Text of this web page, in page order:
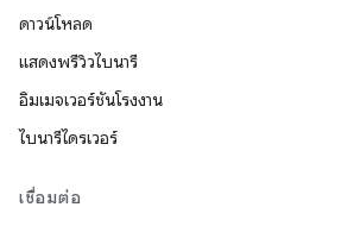
ดาวน์โหลด
แสดงพรีวิวไบนารี
อิมเมจเวอร์ชันโรงงาน
ไบนารีไดรเวอร์
เชื่อมต่อ